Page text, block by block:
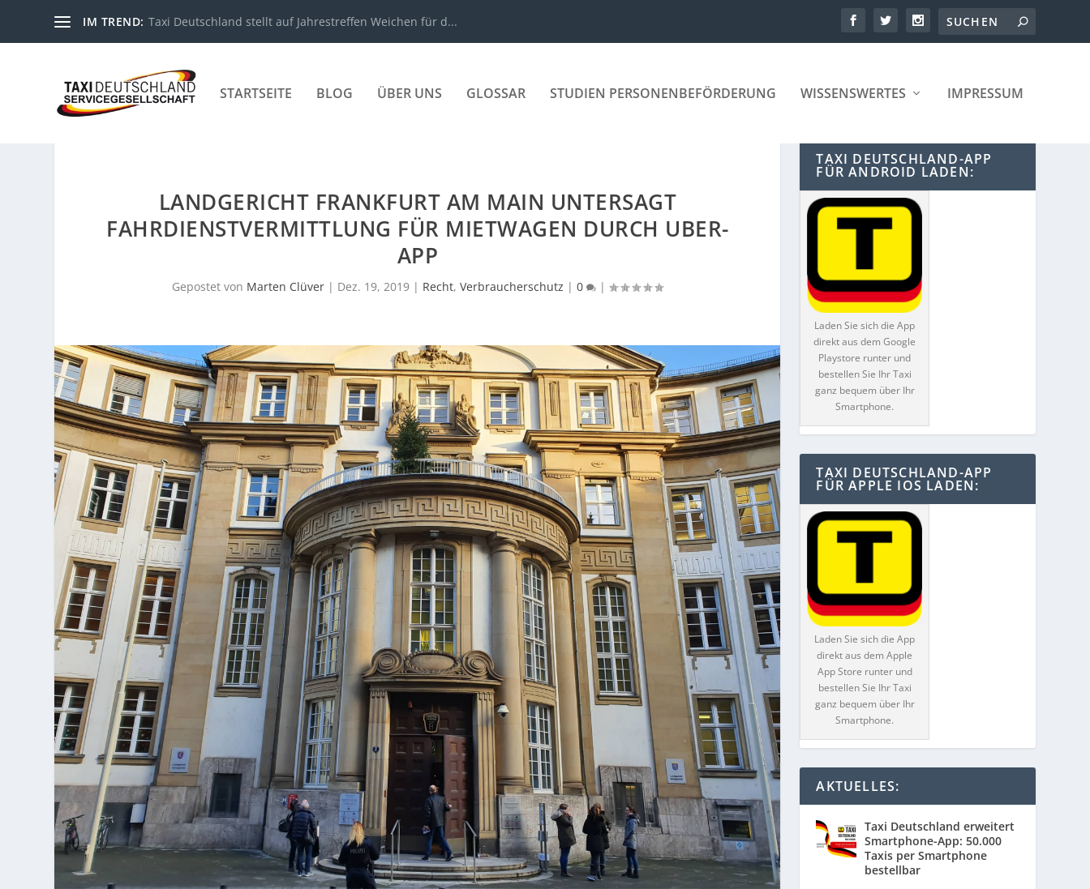
IM TREND: Taxi Deutschland stellt auf Jahrestreffen Weichen für d...
STARTSEITE BLOG ÜBER UNS GLOSSAR STUDIEN PERSONENBEFÖRDERUNG WISSENSWERTES IMPRESSUM
LANDGERICHT FRANKFURT AM MAIN UNTERSAGT
FAHRDIENSTVERMITTLUNG FÜR MIETWAGEN DURCH UBER-
APP
Gepostet von Marten Clüver | Dez. 19, 2019 | Recht,Verbraucherschutz |0 |
TAXI DEUTSCHLAND-APP
FÜR ANDROID LADEN:
Laden Sie sich die App
direkt aus dem Google
Playstore runter und
bestellen Sie Ihr Taxi
ganz bequem über Ihr
Smartphone.
TAXI DEUTSCHLAND-APP
FÜR APPLE IOS LADEN:
Laden Sie sich die App
direkt aus dem Apple
App Store runter und
bestellen Sie Ihr Taxi
ganz bequem über Ihr
Smartphone.
AKTUELLES:
Taxi Deutschland erweitert
Smartphone-App: 50.000
Taxis per Smartphone
bestellbar